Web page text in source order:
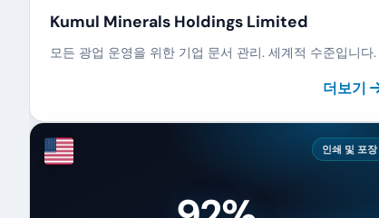
Kumul Minerals Holdings Limited
모든 광업 운영을 위한 기업 문서 관리. 세계적 수준입니다.
더보기
인쇄 및 포장